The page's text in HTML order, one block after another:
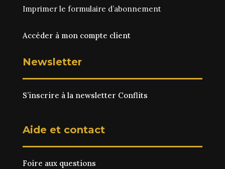
Imprimer le formulaire d’abonnement
Accéder à mon compte client
Newsletter
S’inscrire à la newsletter Conflits
Aide et contact
Foire aux questions